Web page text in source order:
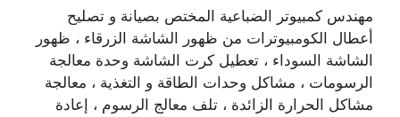
مهندس كمبيوتر الضباعية المختص بصيانة و تصليح
أعطال الكومبيوترات من ظهور الشاشة الزرقاء ، ظهور
الشاشة السوداء ، تعطيل كرت الشاشة وحدة معالجة
الرسومات ، مشاكل وحدات الطاقة و التغذية ، معالجة
مشاكل الحرارة الزائدة ، تلف معالج الرسوم ، إعادة